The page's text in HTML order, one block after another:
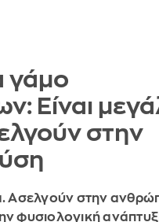
γάμο
Είναι
στην
Ασελγούν στην
φυσιολογική